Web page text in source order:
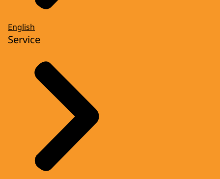
English
Service